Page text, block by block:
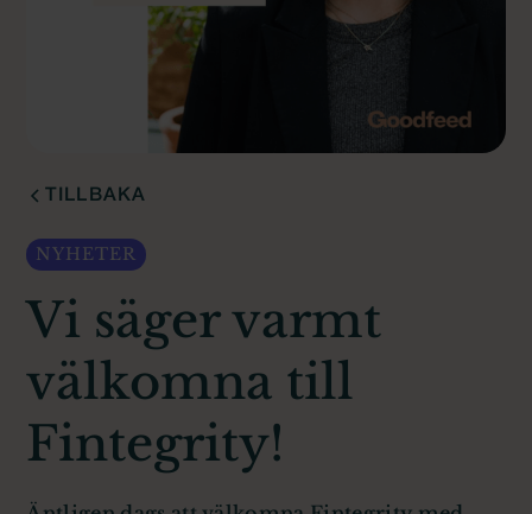
TILLBAKA
NYHETER
Vi säger varmt
välkomna till
Fintegrity!